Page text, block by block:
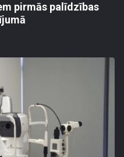
pirmās palīdzības